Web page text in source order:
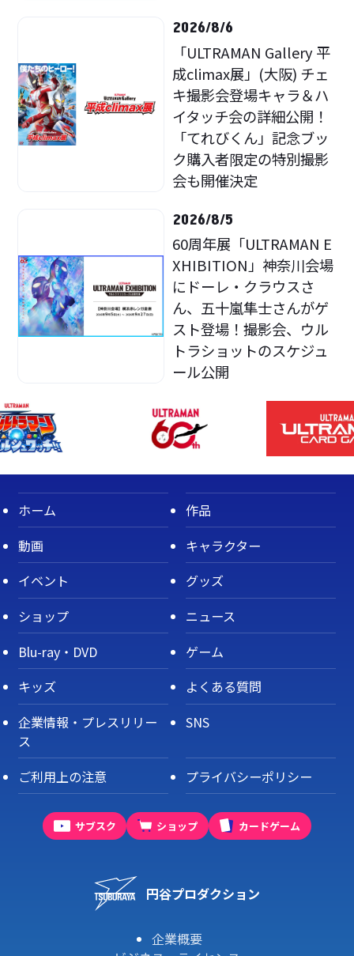
2026/8/6
「ULTRAMAN Gallery 平
成climax展」(大阪) チェ
キ撮影会登場キャラ＆ハ
イタッチ会の詳細公開！
「てれびくん」記念ブッ
ク購入者限定の特別撮影
会も開催決定
2026/8/5
60周年展「ULTRAMAN E
XHIBITION」神奈川会場
にドーレ・クラウスさ
ん、五十嵐隼士さんがゲ
スト登場！撮影会、ウル
トラショットのスケジュ
ール公開
ホーム
作品
動画
キャラクター
イベント
グッズ
ショップ
ニュース
Blu-ray・DVD
ゲーム
キッズ
よくある質問
企業情報・プレスリリー
ス
SNS
ご利用上の注意 プライバシーポリシー
サブスク ショップ カードゲーム
円谷プロダクション
企業概要